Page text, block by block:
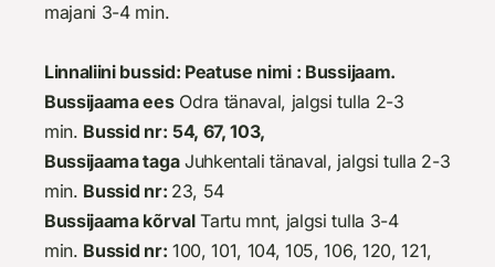
majani 3-4 min.
Linnaliini bussid: Peatuse nimi : Bussijaam.
Bussijaama eesOdra tänaval, jalgsi tulla 2-3
min. Bussid nr: 54, 67, 103,
Bussijaama tagaJuhkentali tänaval, jalgsi tulla 2-3
min. Bussid nr: 23, 54
Bussijaama kõrvalTartu mnt, jalgsi tulla 3-4
min. Bussid nr: 100, 101, 104, 105, 106, 120, 121,